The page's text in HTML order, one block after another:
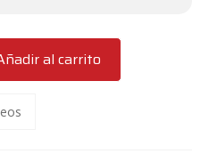
al carrito